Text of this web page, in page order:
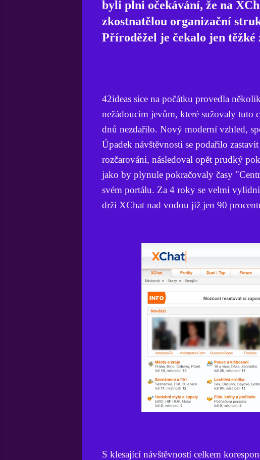
byli plni očekávání, že na
zkostnatělou organizační
Příroděžel je čekalo jen těžké
42ideas sice na počátku provedla
nežádoucím jevům, které sužovaly tuto
dnů nezdařilo. Nový moderní vzhled,
Úpadek návštěvnosti se podařilo
rozčarováni, následoval opět prudký
jako by plynule pokračovaly časy
svém portálu. Za 4 roky se velmi
drží XChat nad vodou již jen 90
S klesající návštěvností celkem